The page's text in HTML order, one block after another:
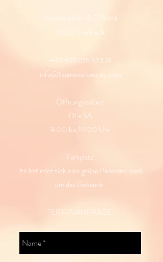
Resselstraße 18, 2. Stock
6020 Innsbruck
+43 699 105 523 19
info@lisamaria-beauty.com
Öffnungszeiten:
DI - SA
8:00 bis 19:00 Uhr
Parkplatz:
Es befindet sich eine grüne Parkzone rund
um das Gebäude.
TERMINANFRAGE: